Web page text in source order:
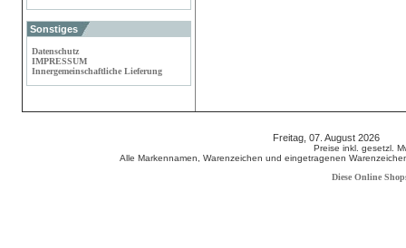
Sonstiges
Datenschutz
IMPRESSUM
Innergemeinschaftliche Lieferung
Freitag, 07. August 2026
Preise inkl. gesetzl.
Alle Markennamen, Warenzeichen und eingetragenen
Diese Online